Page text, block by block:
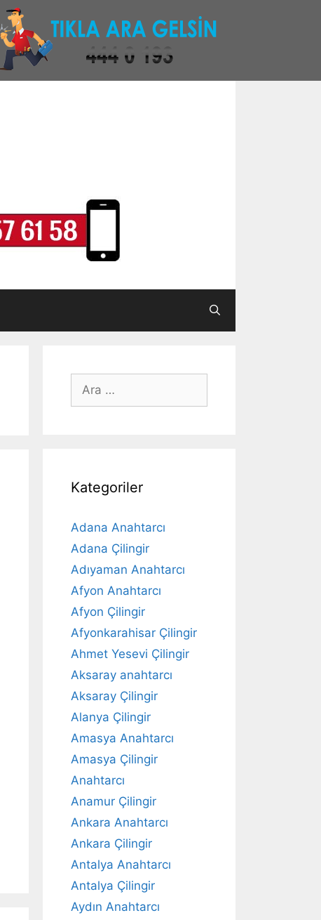
için
Kategoriler
Adana Anahtarcı
Adana Çilingir
Adıyaman Anahtarcı
Afyon Anahtarcı
Afyon Çilingir
Afyonkarahisar Çilingir
Ahmet Yesevi Çilingir
Aksaray anahtarcı
Aksaray Çilingir
Alanya Çilingir
Amasya Anahtarcı
Amasya Çilingir
Anahtarcı
Anamur Çilingir
Ankara Anahtarcı
Ankara Çilingir
Antalya Anahtarcı
Antalya Çilingir
Aydın Anahtarcı